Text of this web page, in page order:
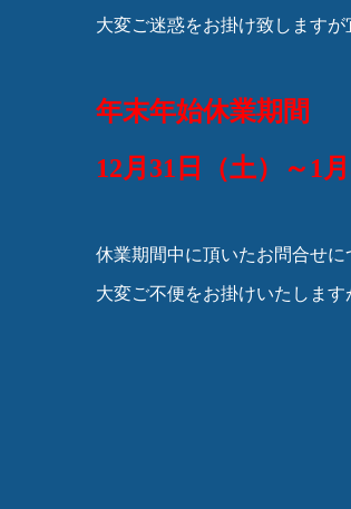
大変ご迷惑をお掛け致します
年末年始休業期間
12月31日（土）～1月
休業期間中に頂いたお問合せ
大変ご不便をお掛けいたしま